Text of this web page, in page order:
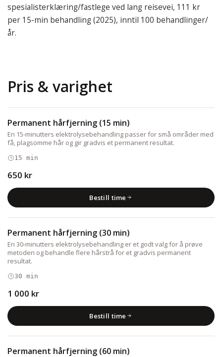
spesialisterklæring/fastlege ved lang reisevei, 111 kr
per 15-min behandling (2025), inntil 100 behandlinger/
år.
Pris & varighet
Permanent hårfjerning (15 min)
En 15-minutters elektrolysebehandling passer for små områder med
få, plagsomme hår og gir gradvis et permanent resultat.
15 min
650 kr
Bestill time
Permanent hårfjerning (30 min)
En 30-minutters elektrolysebehandling er et godt valg for å prøve
metoden og behandle flere hårstrå for et gradvis permanent
resultat.
30 min
1 000 kr
Bestill time
Permanent hårfjerning (60 min)